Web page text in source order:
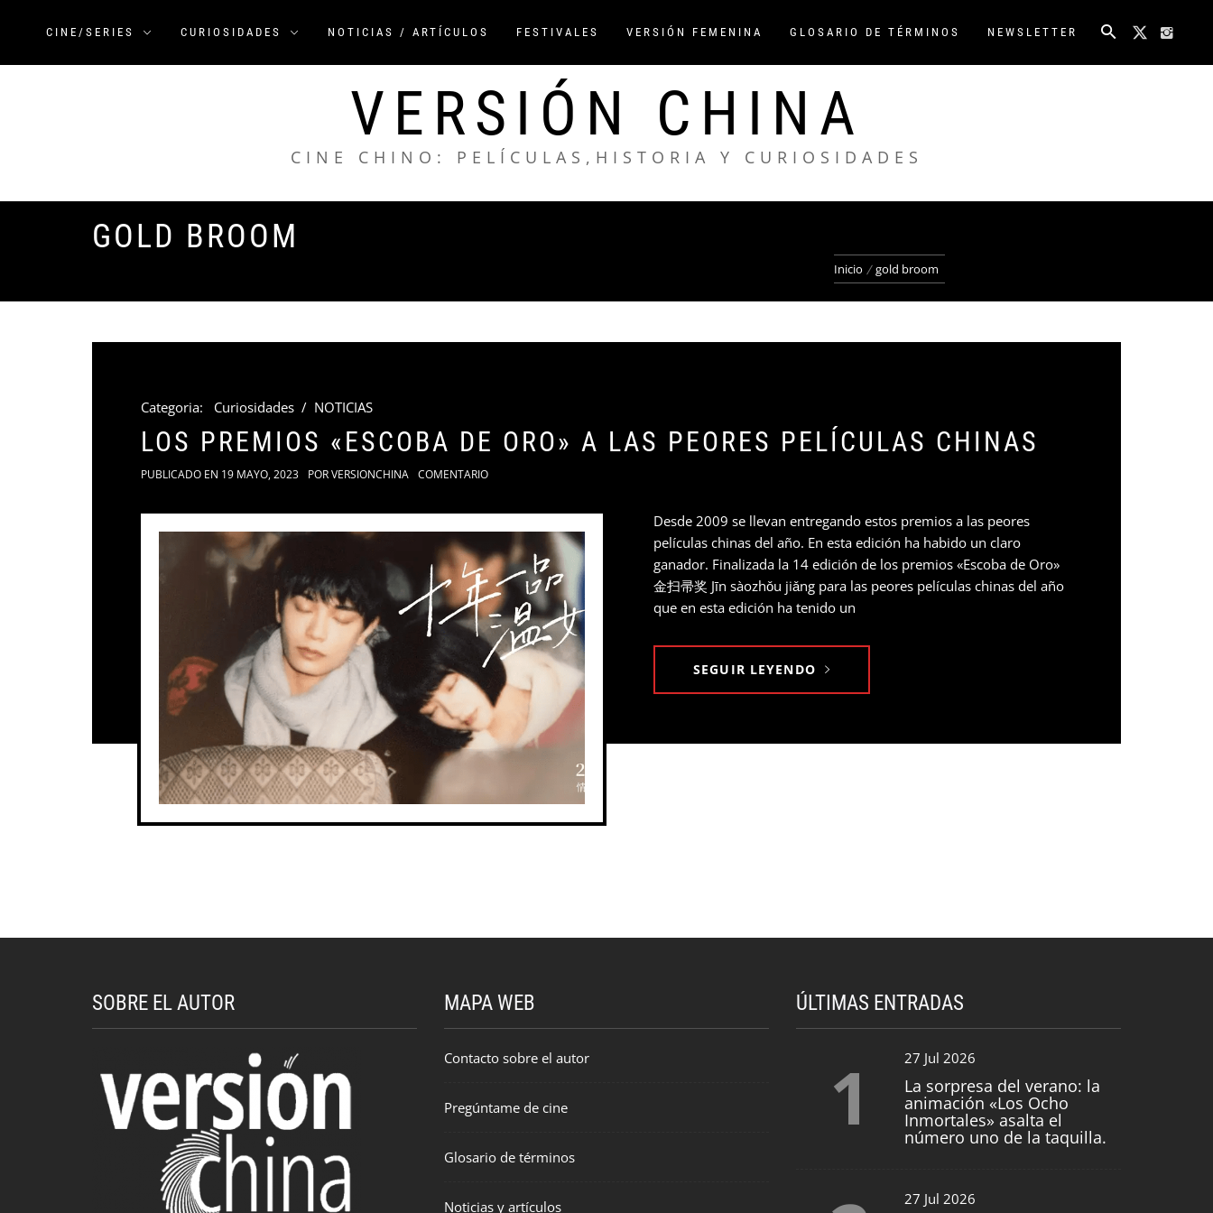
CINE/SERIES CURIOSIDADES NOTICIAS / ARTÍCULOS FESTIVALES VERSIÓN FEMENINA GLOSARIO DE TÉRMINOS NEWSLETTER
VERSIÓN CHINA
CINE CHINO: PELÍCULAS,HISTORIA Y CURIOSIDADES
GOLD BROOM
Inicio gold broom
Categoria: Curiosidades / NOTICIAS
LOS PREMIOS «ESCOBA DE ORO» A LAS PEORES PELÍCULAS CHINAS
PUBLICADO EN 19 MAYO, 2023 PORVERSIONCHINA COMENTARIO
Desde 2009 se llevan entregando estos premios a las peores
películas chinas del año. En esta edición ha habido un claro
ganador. Finalizada la 14 edición de los premios «Escoba de Oro»
金扫帚奖 Jīn sàozhǒu jiǎng para las peores películas chinas del año
que en esta edición ha tenido un
SEGUIR LEYENDO
SOBRE EL AUTOR MAPA WEB
Contacto sobre el autor
Pregúntame de cine
Glosario de términos
Noticias y artículos
ÚLTIMAS ENTRADAS
1 27 Jul 2026
La sorpresa del verano: la
animación «Los Ocho
Inmortales» asalta el
número uno de la taquilla.
27 Jul 2026